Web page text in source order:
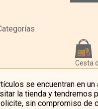
Cesta
se encuentran en un
la tienda y tendremos
sin compromiso de